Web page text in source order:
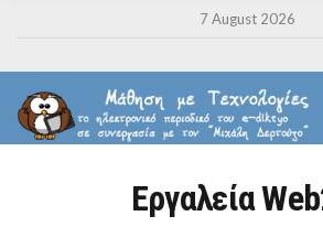
7 August 2026
Eργαλεία